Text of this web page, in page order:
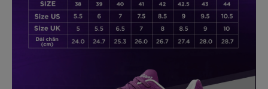
TIẾP TỤC MUA HÀNG